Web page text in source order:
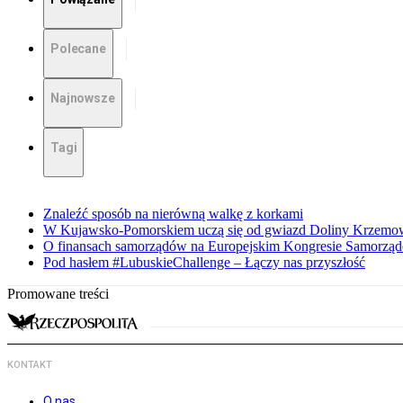
Polecane
Najnowsze
Tagi
Znaleźć sposób na nierówną walkę z korkami
W Kujawsko-Pomorskiem uczą się od gwiazd Doliny
O finansach samorządów na Europejskim Kongresie
Pod hasłem #LubuskieChallenge – Łączy nas przyszłość
Promowane treści
KONTAKT